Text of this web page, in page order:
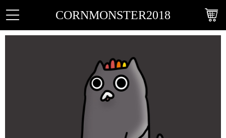
CORNMONSTER2018